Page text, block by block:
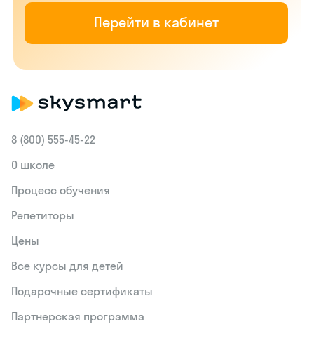
Перейти в кабинет
8 (800) 555‑45-22
О школе
Процесс обучения
Репетиторы
Цены
Все курсы для детей
Подарочные сертификаты
Партнерская программа